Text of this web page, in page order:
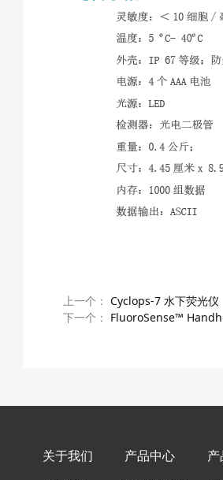
上一个： Cyclops-7 水下荧光仪
下一个： FluoroSense™
关于我们 产品中心 产